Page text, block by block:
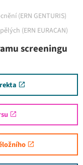
(ERN GENTURIS)
(ERN EURACAN)
screeningu